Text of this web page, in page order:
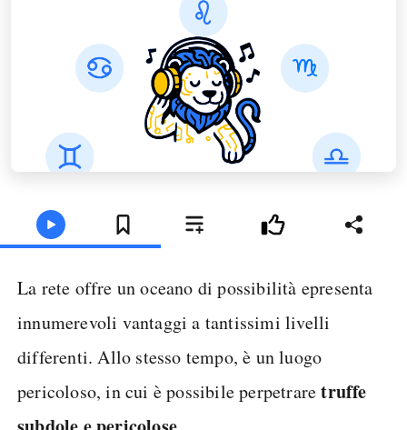
La rete offre un oceano di possibilità epresenta
innumerevoli vantaggi a tantissimi livelli
differenti. Allo stesso tempo, è un luogo
pericoloso, in cui è possibile perpetraretruffe